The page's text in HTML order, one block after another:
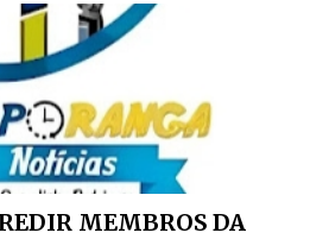
MEMBROS DA